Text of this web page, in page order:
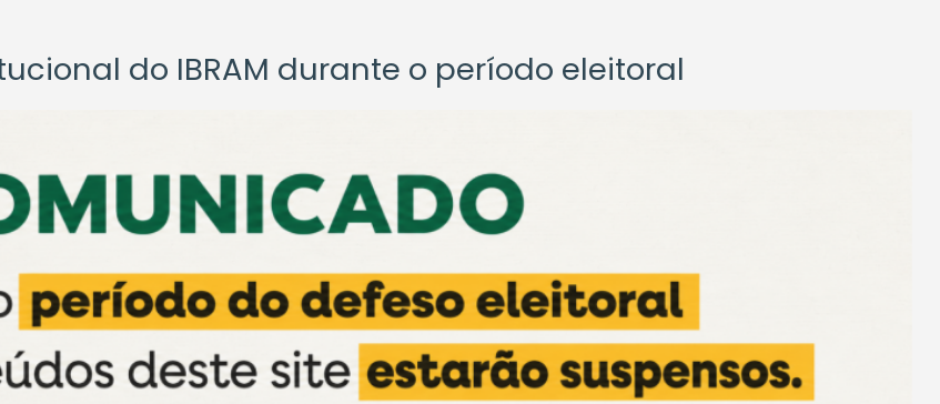
do IBRAM durante o período eleitoral